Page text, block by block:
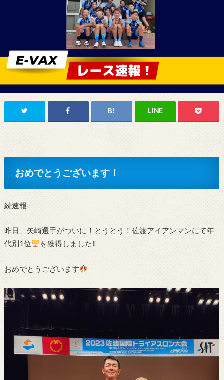
おめでとうございます！
続速報
昨日、矢崎選手がついに！とうとう！佐渡アイアンマンにて年
代別1位
を獲得しました‼
おめでとうございます